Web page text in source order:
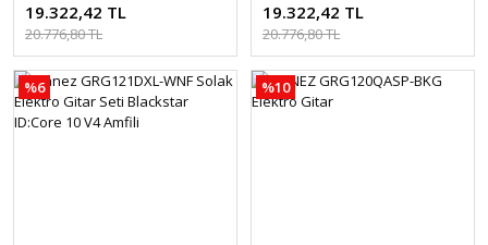
19.322,42 TL
20.776,80 TL
19.322,42 TL
20.776,80 TL
%6 %10